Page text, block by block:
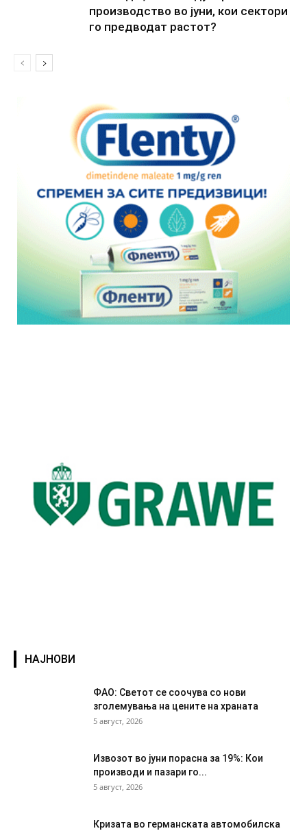
производство во јуни, кои сектори
го предводат растот?
НАЈНОВИ
ФАО: Светот се соочува со нови
зголемувања на цените на храната
5 август, 2026
Извозот во јуни порасна за 19%: Кои
производи и пазари го...
5 август, 2026
Кризата во германската автомобилска